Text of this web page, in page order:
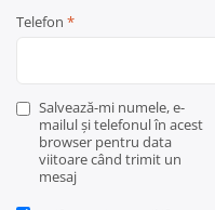
Telefon *
Salvează-mi numele, e-
mailul și telefonul în acest
browser pentru data
viitoare când trimit un
mesaj